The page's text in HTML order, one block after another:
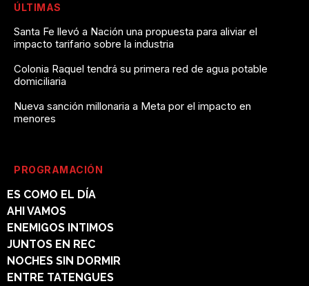
ÚLTIMAS
Santa Fe llevó a Nación una propuesta para aliviar el
impacto tarifario sobre la industria
Colonia Raquel tendrá su primera red de agua potable
domiciliaria
Nueva sanción millonaria a Meta por el impacto en
menores
PROGRAMACIÓN
ES COMO EL DÍA
AHI VAMOS
ENEMIGOS INTIMOS
JUNTOS EN REC
NOCHES SIN DORMIR
ENTRE TATENGUES